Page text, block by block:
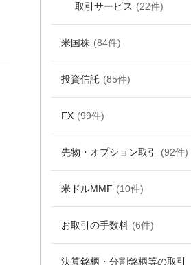
取引サービス (22件)
米国株 (84件)
投資信託 (85件)
FX (99件)
先物・オプション取引 (92件)
米ドルMMF (10件)
お取引の手数料 (6件)
決算銘柄・分割銘柄等の取引